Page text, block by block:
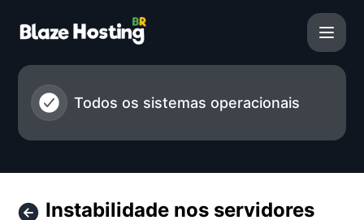
BlazeHosting - Instabilidade nos servidores BR-01, BR-02,
Todos os sistemas operacionais
Instabilidade nos servidores